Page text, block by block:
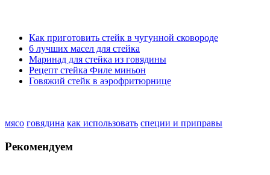
Как приготовить стейк в чугунной сковороде
6 лучших масел для стейка
Маринад для стейка из говядины
Рецепт стейка Филе миньон
Говяжий стейк в аэрофритюрнице
мясо говядина как использовать специи и приправы
Рекомендуем